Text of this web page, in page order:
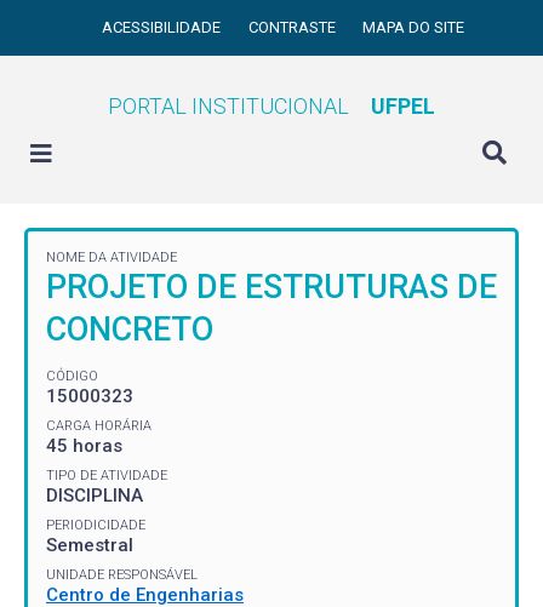
ACESSIBILIDADE CONTRASTE MAPA DO SITE
PORTAL INSTITUCIONAL UFPEL
NOME DA ATIVIDADE
PROJETO DE ESTRUTURAS DE
CONCRETO
CÓDIGO
15000323
CARGA HORÁRIA
45 horas
TIPO DE ATIVIDADE
DISCIPLINA
PERIODICIDADE
Semestral
UNIDADE RESPONSÁVEL
Centro de Engenharias